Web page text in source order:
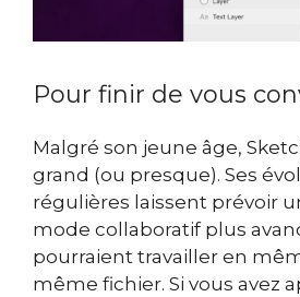
Pour finir de vous
Malgré son jeune âge,
grand (ou presque). Ses
régulières laissent prévoir
mode collaboratif plus
pourraient travailler en
même fichier. Si vous avez